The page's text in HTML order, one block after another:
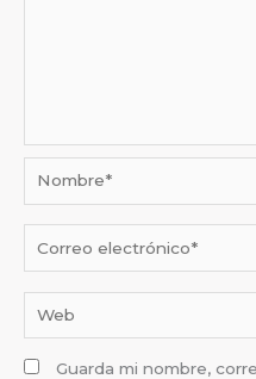
electrónico*
Guarda mi nombre,